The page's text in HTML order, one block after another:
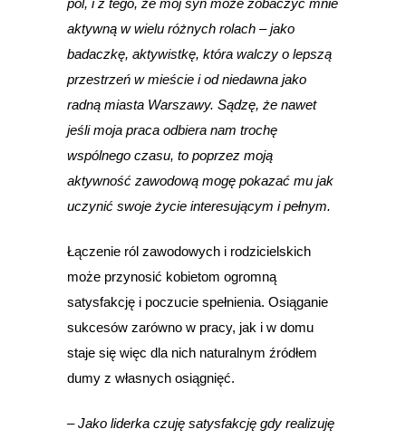
aktywną w wielu różnych rolach – jako
badaczkę, aktywistkę, która walczy o lepszą
przestrzeń w mieście i od niedawna jako
radną miasta Warszawy. Sądzę, że nawet
jeśli moja praca odbiera nam trochę
wspólnego czasu, to poprzez moją
aktywność zawodową mogę pokazać mu jak
uczynić swoje życie interesującym i pełnym.
Łączenie ról zawodowych i rodzicielskich
może przynosić kobietom ogromną
satysfakcję i poczucie spełnienia. Osiąganie
sukcesów zarówno w pracy, jak i w domu
staje się więc dla nich naturalnym źródłem
dumy z własnych osiągnięć.
– Jako liderka czuję satysfakcję gdy realizuję